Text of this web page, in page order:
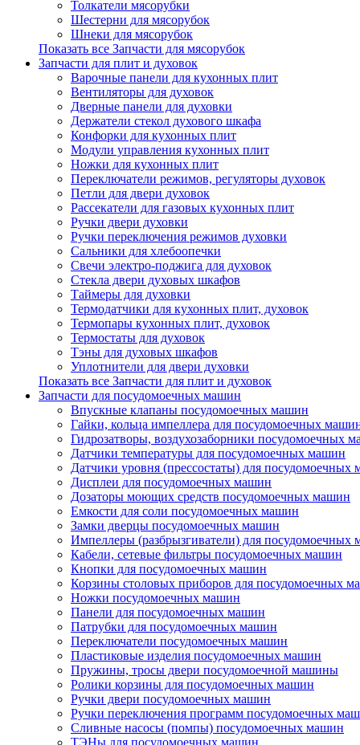
Толкатели мясорубки
Шестерни для мясорубок
Шнеки для мясорубок
Показать все Запчасти для мясорубок
Запчасти для плит и духовок
Варочные панели для кухонных плит
Вентиляторы для духовок
Дверные панели для духовки
Держатели стекол духового шкафа
Конфорки для кухонных плит
Модули управления кухонных плит
Ножки для кухонных плит
Переключатели режимов, регуляторы духовок
Петли для двери духовок
Рассекатели для газовых кухонных плит
Ручки двери духовки
Ручки переключения режимов духовки
Сальники для хлебоопечки
Свечи электро-поджига для духовок
Стекла двери духовых шкафов
Таймеры для духовки
Термодатчики для кухонных плит, духовок
Термопары кухонных плит, духовок
Термостаты для духовок
Тэны для духовых шкафов
Уплотнители для двери духовки
Показать все Запчасти для плит и духовок
Запчасти для посудомоечных машин
Впускные клапаны посудомоечных машин
Гайки, кольца импеллера для посудомоечных
Гидрозатворы, воздухозаборники посудомоечных
Датчики температуры для посудомоечных машин
Датчики уровня (прессостаты) для посудомоечных
Дисплеи для посудомоечных машин
Дозаторы моющих средств посудомоечных машин
Емкости для соли посудомоечных машин
Замки дверцы посудомоечных машин
Импеллеры (разбрызгиватели) для посудомоечных
Кабели, сетевые фильтры посудомоечных машин
Кнопки для посудомоечных машин
Корзины столовых приборов для посудомоечных
Ножки посудомоечных машин
Панели для посудомоечных машин
Патрубки для посудомоечных машин
Переключатели посудомоечных машин
Пластиковые изделия посудомоечных машин
Пружины, тросы двери посудомоечной машины
Ролики корзины для посудомоечных машин
Ручки двери посудомоечных машин
Ручки переключения программ посудомоечных
Сливные насосы (помпы) посудомоечных машин
ТЭНы для посудомоечных машин